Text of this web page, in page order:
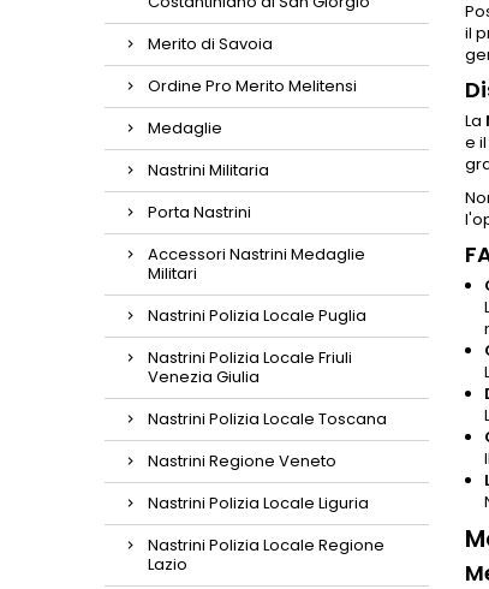
Merito di Savoia
Ordine Pro Merito Melitensi
Medaglie
Nastrini Militaria
Porta Nastrini
Accessori Nastrini Medaglie
Militari
Nastrini Polizia Locale Puglia
Nastrini Polizia Locale Friuli
Venezia Giulia
Nastrini Polizia Locale Toscana
Nastrini Regione Veneto
Nastrini Polizia Locale Liguria
Nastrini Polizia Locale Regione
Lazio
il
La
e